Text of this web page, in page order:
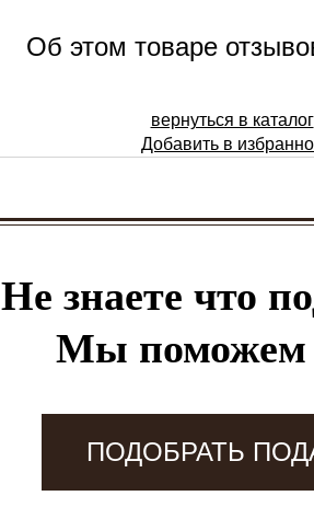
Об этом товаре
вернуться в каталог
Добавить в
Не знаете что
Мы
ПОДОБРАТЬ